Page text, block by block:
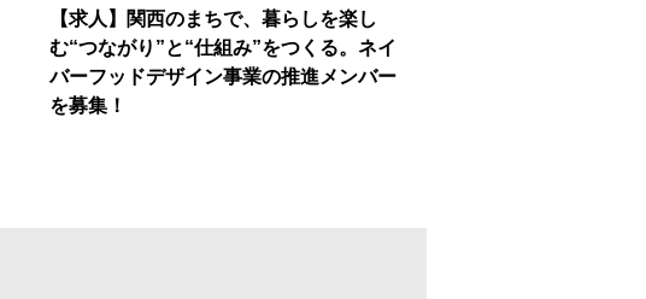
【求人】関西のまちで、暮らしを楽し
む“つながり”と“仕組み”をつくる。ネイ
バーフッドデザイン事業の推進メンバー
を募集！